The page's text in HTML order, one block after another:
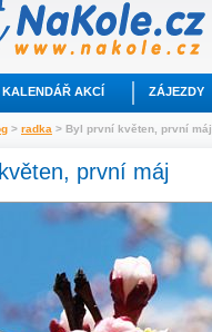
KALENDÁŘ AKCÍ ZÁJEZDY
> radka > Byl první květen, první máj
první máj